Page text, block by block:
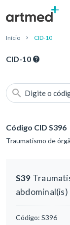
Início CID-10
CID-10
Digite o
Código CID S396
Traumatismo de
S39
Código: S396